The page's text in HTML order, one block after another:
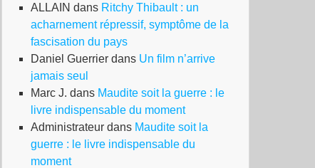
ALLAIN dans Ritchy Thibault : un
acharnement répressif, symptôme de la
fascisation du pays
Daniel Guerrier dans Un film n’arrive
jamais seul
Marc J. dans Maudite soit la guerre : le
livre indispensable du moment
Administrateur dans Maudite soit la
guerre : le livre indispensable du
moment